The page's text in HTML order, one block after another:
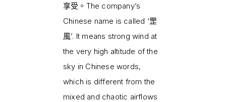
享受。The company’s
Chinese name is called ‘罡
風’. It means strong wind at
the very high altitude of the
sky in Chinese words,
which is different from the
mixed and chaotic airflows